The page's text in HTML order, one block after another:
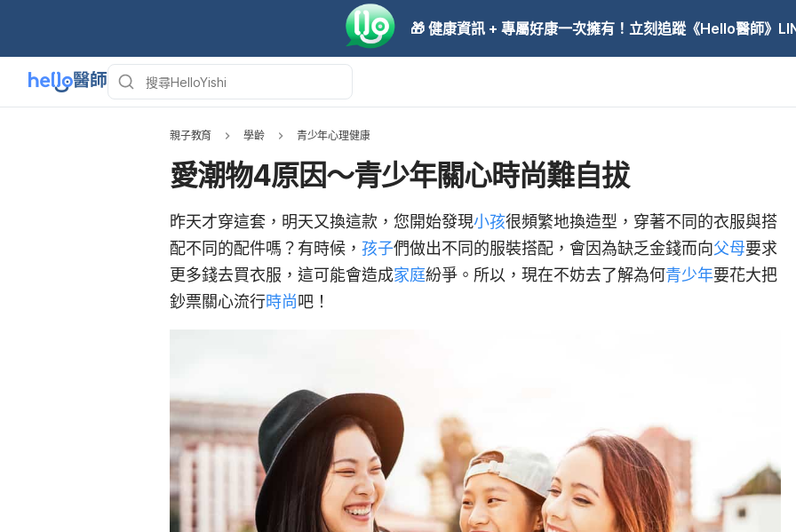
🎁 健康資訊 + 專屬好康一次擁有！立刻追蹤《Hello醫師》
親子教育 學齡 青少年心理健康
愛潮物4原因～青少年關心時尚難自拔
昨天才穿這套，明天又換這款，您開始發現小孩很頻繁地換造型，穿著不同的衣服與搭
配不同的配件嗎？有時候， 孩子們做出不同的服裝搭配，會因為缺乏金錢而向父母要求
更多錢去買衣服，這可能會造成家庭紛爭。所以，現在不妨去了解為何青少年要花大把
鈔票關心流行時尚吧！